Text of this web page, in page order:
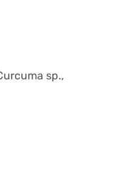
sp.,